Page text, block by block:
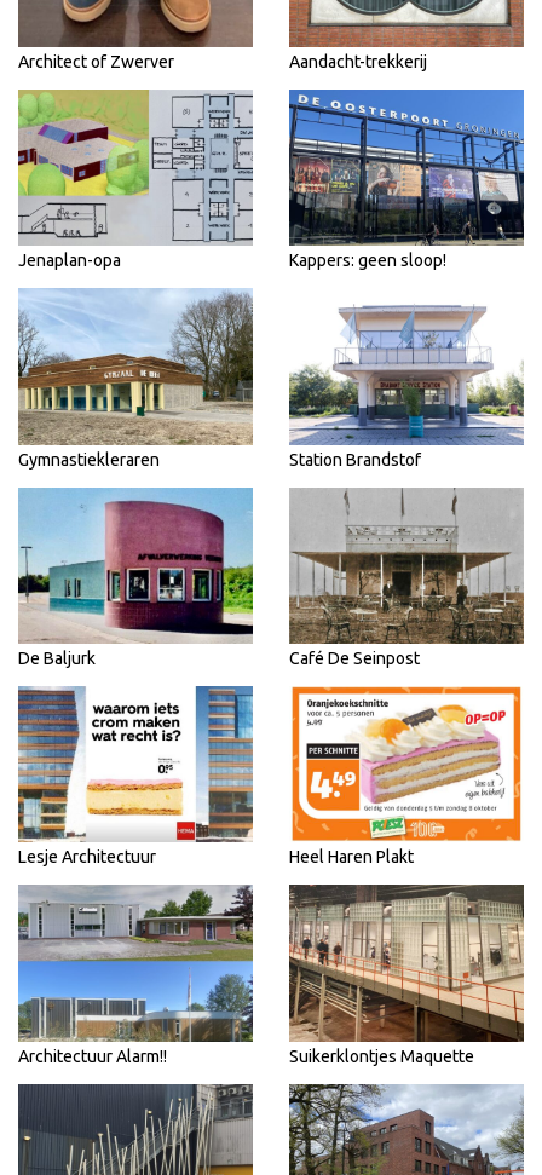
Architect of Zwerver Aandacht-trekkerij
Jenaplan-opa Kappers: geen sloop!
Gymnastiekleraren Station Brandstof
De Baljurk Café De Seinpost
Lesje Architectuur Heel Haren Plakt
Architectuur Alarm!! Suikerklontjes Maquette